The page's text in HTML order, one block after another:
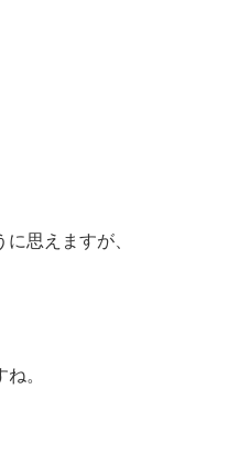
思えますが、
。